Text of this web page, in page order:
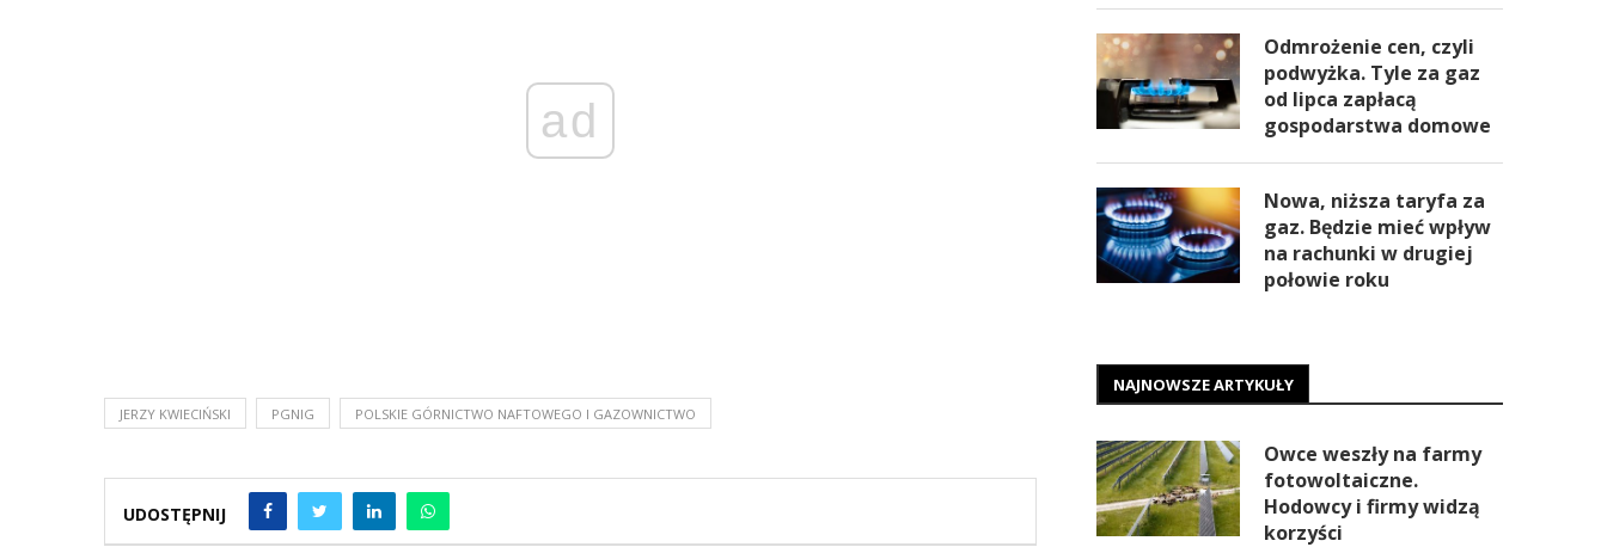
ad
JERZY KWIECIŃSKI PGNIG POLSKIE GÓRNICTWO NAFTOWEGO I GAZOWNICTWO
UDOSTĘPNIJ
Odmrożenie cen, czyli
podwyżka. Tyle za gaz
od lipca zapłacą
gospodarstwa domowe
Nowa, niższa taryfa za
gaz. Będzie mieć wpływ
na rachunki w drugiej
połowie roku
NAJNOWSZE ARTYKUŁY
Owce weszły na farmy
fotowoltaiczne.
Hodowcy i firmy widzą
korzyści